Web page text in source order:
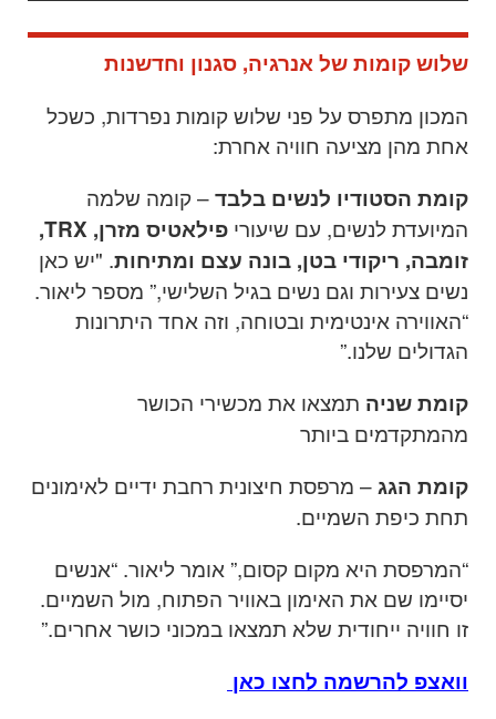
שלוש קומות של אנרגיה, סגנון וחדשנות
המכון מתפרס על פני שלוש קומות נפרדות, כשכל
אחת מהן מציעה חוויה אחרת:
קומת הסטודיו לנשים בלבד–קומה שלמה
המיועדת לנשים, עם שיעורי פילאטיס מזרן, TRX,
זומבה, ריקודי בטן, בונה עצם ומתיחות. "יש כאן
נשים צעירות וגם נשים בגיל השלישי,” מספר ליאור.
“האווירה אינטימית ובטוחה, וזה אחד היתרונות
הגדולים שלנו.”
קומת שניה תמצאו את מכשירי הכושר
מהמתקדמים ביותר
קומת הגג– מרפסת חיצונית רחבת ידיים לאימונים
תחת כיפת השמיים.
“המרפסת היא מקום קסום,” אומר ליאור. “אנשים
יסיימו שם את האימון באוויר הפתוח, מול השמיים.
זו חוויה ייחודית שלא תמצאו במכוני כושר אחרים.”
וואצפ להרשמה לחצו כאן